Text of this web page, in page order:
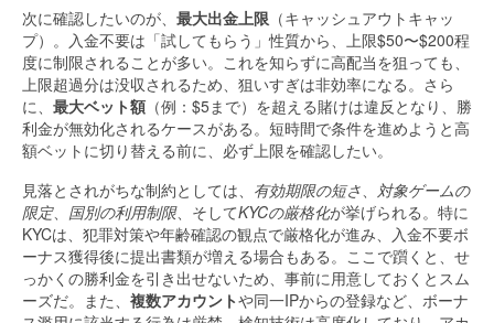
次に確認したいのが、 最大出金上限 （キャッシュアウトキャッ
プ）。入金不要は「試してもらう」性質から、上限$50〜$200程
度に制限されることが多い。これを知らずに高配当を狙っても、
上限超過分は没収されるため、狙いすぎは非効率になる。さら
に、 最大ベット額 （例：$5まで）を超える賭けは違反となり、勝
利金が無効化されるケースがある。短時間で条件を進めようと高
額ベットに切り替える前に、必ず上限を確認したい。
見落とされがちな制約としては、 有効期限の短さ、 対象ゲームの
限定、 国別の利用制限、そしてKYCの厳格化が挙げられる。特に
KYCは、犯罪対策や年齢確認の観点で厳格化が進み、入金不要ボ
ーナス獲得後に提出書類が増える場合もある。ここで躓くと、せ
っかくの勝利金を引き出せないため、事前に用意しておくとスム
ーズだ。また、 複数アカウントや同一IPからの登録など、ボーナ